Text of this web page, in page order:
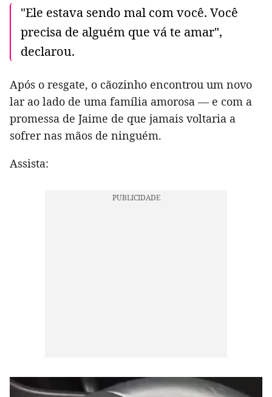
"Ele estava sendo mal com você. Você
precisa de alguém que vá te amar",
declarou.
Após o resgate, o cãozinho encontrou um novo
lar ao lado de uma família amorosa — e com a
promessa de Jaime de que jamais voltaria a
sofrer nas mãos de ninguém.
Assista: